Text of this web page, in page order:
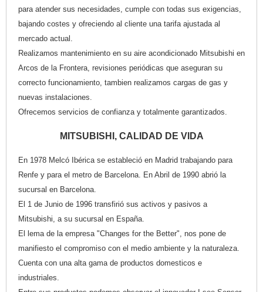
para atender sus necesidades, cumple con todas sus exigencias,
bajando costes y ofreciendo al cliente una tarifa ajustada al
mercado actual.
Realizamos mantenimiento en su aire acondicionado Mitsubishi en
Arcos de la Frontera, revisiones periódicas que aseguran su
correcto funcionamiento, tambien realizamos cargas de gas y
nuevas instalaciones.
Ofrecemos servicios de confianza y totalmente garantizados.
MITSUBISHI, CALIDAD DE VIDA
En 1978 Melcó Ibérica se estableció en Madrid trabajando para
Renfe y para el metro de Barcelona. En Abril de 1990 abrió la
sucursal en Barcelona.
El 1 de Junio de 1996 transfirió sus activos y pasivos a
Mitsubishi, a su sucursal en España.
El lema de la empresa "Changes for the Better", nos pone de
manifiesto el compromiso con el medio ambiente y la naturaleza.
Cuenta con una alta gama de productos domesticos e
industriales.